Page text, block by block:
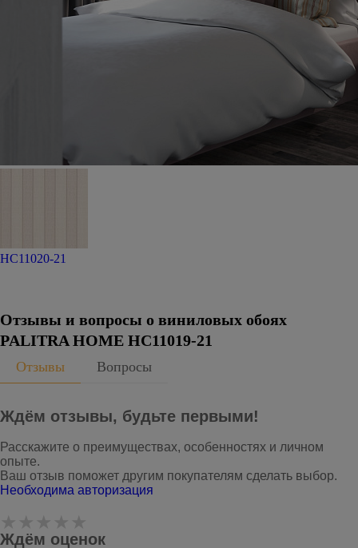
HC11020-21
Отзывы и вопросы о виниловых обоях
PALITRA HOME HC11019-21
Отзывы Вопросы
Ждём отзывы, будьте первыми!
Расскажите о преимуществах, особенностях и личном
опыте.
Ваш отзыв поможет другим покупателям сделать выбор.
Необходима авторизация
Ждём оценок